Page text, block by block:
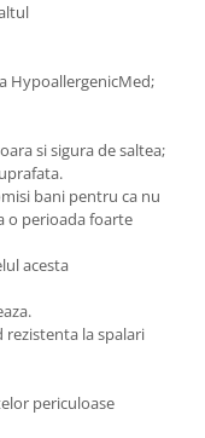
HypoallergenicMed;
si sigura de saltea;
bani pentru ca nu
o perioada foarte
acesta
rezistenta la spalari
periculoase